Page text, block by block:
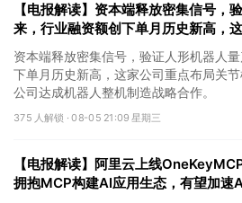
【电报解读】资本端释放密集信号，
来，行业融资额创下单月历史新高，
巧手
资本端释放密集信号，验证人形机器人
下单月历史新高，这家公司重点布局关
公司达成机器人整机制造战略合作。
375 人解锁 ·08-05 21:09 星期三
【电报解读】阿里云上线
拥抱MCP构建AI应用生态，有望加速